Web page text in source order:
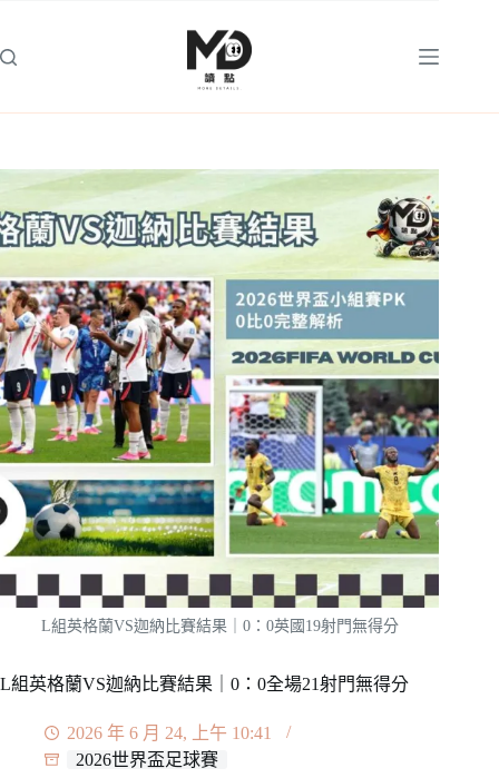
主
L組英格蘭VS迦納比賽結果｜0：0英國19射門無得分
L組英格蘭VS迦納比賽結果｜0：0全場21射門無得分
2026 年 6 月 24, 上午 10:41
2026世界盃足球賽